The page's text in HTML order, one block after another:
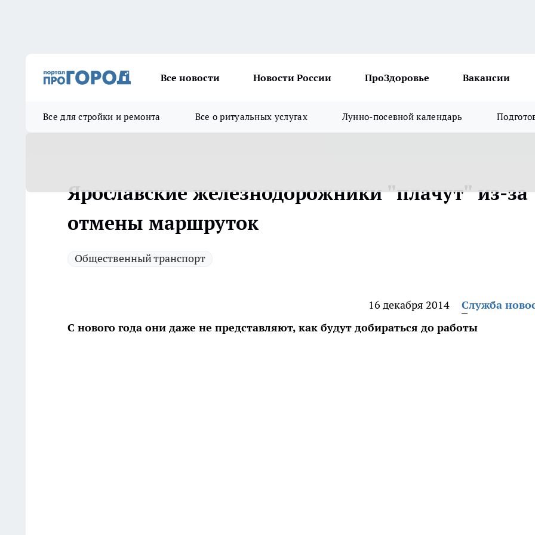
Все новости Новости России ПроЗдоровье Вакансии
Все для стройки и ремонта Все о ритуальных услугах Лунно-посевной календарь
Ярославские железнодорожники "плачут" из-за
отмены маршруток
Общественный транспорт
16 декабря 2014
Служба
С нового года они даже не представляют, как будут добираться до работы